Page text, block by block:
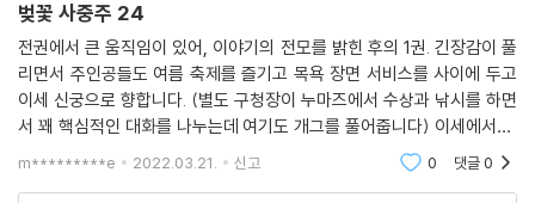
벚꽃 사중주 24
전권에서 큰 움직임이 있어, 이야기의 전모를 밝힌 후의 1권. 긴장감이 풀
리면서 주인공들도 여름 축제를 즐기고 목욕 장면 서비스를 사이에 두고
이세 신궁으로 향합니다. (별도 구청장이 누마즈에서 수상과 낚시를 하면
서 꽤 핵심적인 대화를 나누는데 여기도 개그를 풀어줍니다) 이세에서는,
토모에의 숙소에서 등장한 「나미짱」이, 「이자나미의 생명」이었던 것은 조
m*********e 2022.03.21. 신고 0 댓글0